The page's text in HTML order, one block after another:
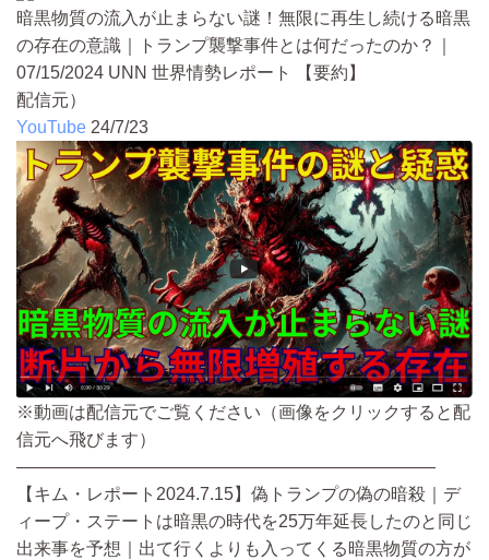
暗黒物質の流入が止まらない謎！無限に再生し続ける暗黒
の存在の意識｜トランプ襲撃事件とは何だったのか？｜
07/15/2024 UNN 世界情勢レポート 【要約】
配信元）
YouTube 24/7/23
※動画は配信元でご覧ください（画像をクリックすると配
信元へ飛びます）
————————————————————————
【キム・レポート2024.7.15】偽トランプの偽の暗殺｜デ
ィープ・ステートは暗黒の時代を25万年延長したのと同じ
出来事を予想｜出て行くよりも入ってくる暗黒物質の方が